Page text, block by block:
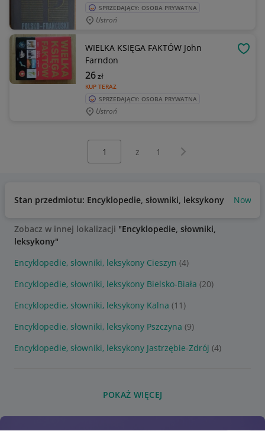
SPRZEDAJĄCY: OSOBA PRYWATNA
Ustroń
WIELKA KSIĘGA FAKTÓW John
Farndon
KUP TERAZ
26zł
SPRZEDAJĄCY: OSOBA PRYWATNA
Ustroń
z 1 Następna strona
Stan przedmiotu: Encyklopedie, słowniki, leksykony Nowy
Zobacz w innej lokalizacji "Encyklopedie, słowniki,
leksykony"
Encyklopedie, słowniki, leksykony Cieszyn (4)
Encyklopedie, słowniki, leksykony Bielsko-Biała (20)
Encyklopedie, słowniki, leksykony Kalna (11)
Encyklopedie, słowniki, leksykony Pszczyna (9)
Encyklopedie, słowniki, leksykony Jastrzębie-Zdrój (4)
POKAŻ WIĘCEJ